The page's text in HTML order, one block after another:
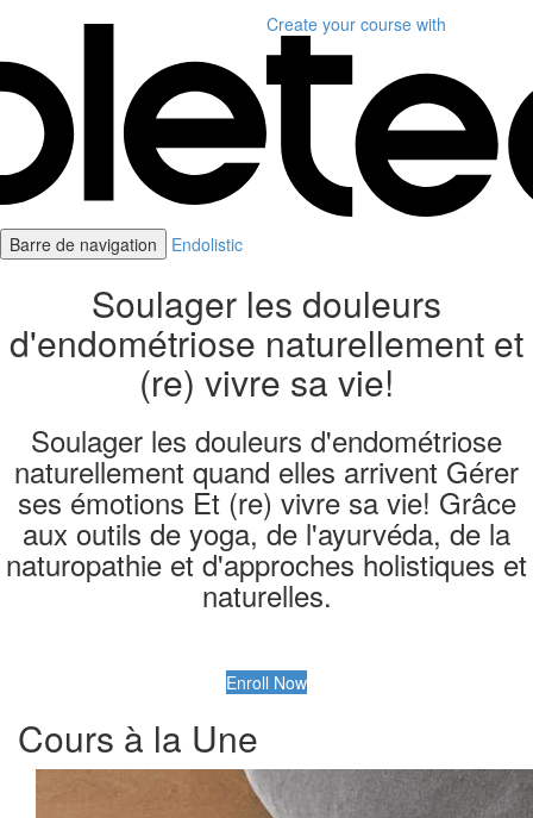
Create your course with
Barre de navigation Endolistic
Soulager les douleurs
d'endométriose naturellement et
(re) vivre sa vie!
Soulager les douleurs d'endométriose
naturellement quand elles arrivent Gérer
ses émotions Et (re) vivre sa vie! Grâce
aux outils de yoga, de l'ayurvéda, de la
naturopathie et d'approches holistiques et
naturelles.
Enroll Now
Cours à la Une